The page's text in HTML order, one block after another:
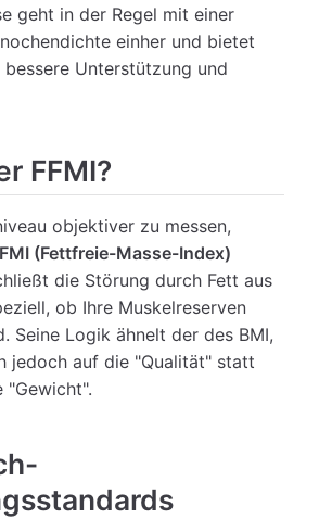
geht in der Regel mit einer
einher und bietet
bessere Unterstützung und
FFMI?
objektiver zu messen,
(Fettfreie-Masse-Index)
die Störung durch Fett aus
ob Ihre Muskelreserven
Seine Logik ähnelt der des BMI,
jedoch auf die "Qualität" statt
"Gewicht".